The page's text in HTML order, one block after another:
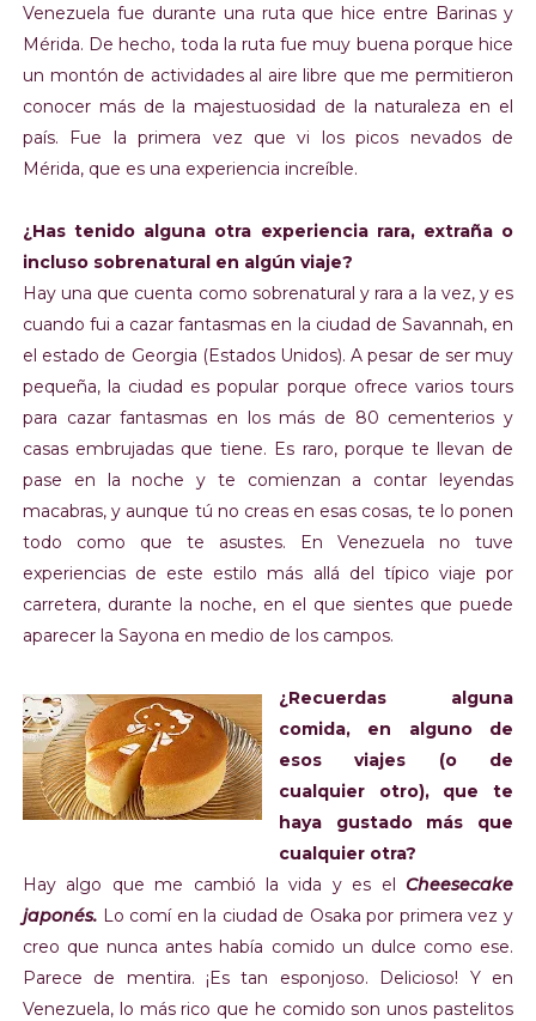
Venezuela fue durante una ruta que hice entre Barinas y
Mérida. De hecho, toda la ruta fue muy buena porque hice
un montón de actividades al aire libre que me permitieron
conocer más de la majestuosidad de la naturaleza en el
país. Fue la primera vez que vi los picos nevados de
Mérida, que es una experiencia increíble.
¿Has tenido alguna otra experiencia rara, extraña o
incluso sobrenatural en algún viaje?
Hay una que cuenta como sobrenatural y rara a la vez, y es
cuando fui a cazar fantasmas en la ciudad de Savannah, en
el estado de Georgia (Estados Unidos). A pesar de ser muy
pequeña, la ciudad es popular porque ofrece varios tours
para cazar fantasmas en los más de 80 cementerios y
casas embrujadas que tiene. Es raro, porque te llevan de
pase en la noche y te comienzan a contar leyendas
macabras, y aunque tú no creas en esas cosas, te lo ponen
todo como que te asustes. En Venezuela no tuve
experiencias de este estilo más allá del típico viaje por
carretera, durante la noche, en el que sientes que puede
aparecer la Sayona en medio de los campos.
¿Recuerdas alguna
comida, en alguno de
esos viajes (o de
cualquier otro), que te
haya gustado más que
cualquier otra?
Hay algo que me cambió la vida y es elCheesecake
japonés.Lo comí en la ciudad de Osaka por primera vez y
creo que nunca antes había comido un dulce como ese.
Parece de mentira. ¡Es tan esponjoso. Delicioso! Y en
Venezuela, lo más rico que he comido son unos pastelitos